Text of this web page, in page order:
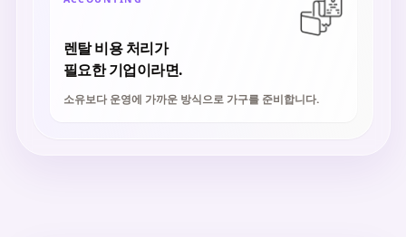
렌탈 비용 처리가
필요한 기업이라면.
소유보다 운영에 가까운 방식으로 가구를 준비합니다.